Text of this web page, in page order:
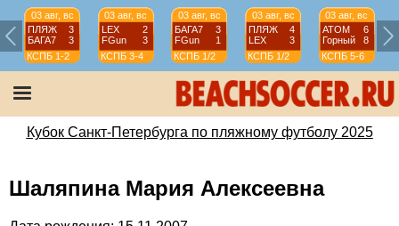
03 авг, вс
ПЛЯЖ
3
БАГА7
3
КСПБ 1-2
03 авг, вс
LEX
2
FGun
3
КСПБ 3-4
03 авг, вс
БАГА7
3
FGun
1
КСПБ 1/2
03 авг, вс
ПЛЯЖ
4
LEX
3
КСПБ 1/2
03 авг, вс
АТОМ
6
Горный
8
КСПБ 5-6
Кубок Санкт-Петербурга по пляжному футболу 2025
Шаляпина Мария Алексеевна